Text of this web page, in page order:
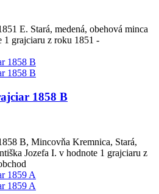
E. Stará, medená, obehová minca
1 grajciaru z roku 1851 -
1858 B
B, Mincovňa Kremnica, Stará,
Jozefa I. v hodnote 1 grajciaru z